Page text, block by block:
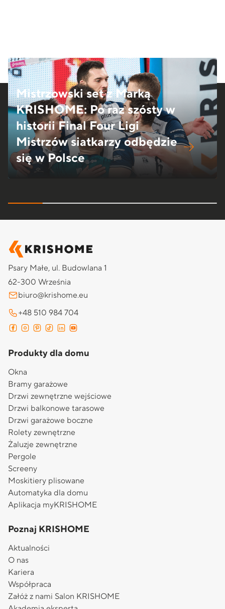
Mistrzowski set z Marką
KRISHOME: Po raz szósty w
historii Final Four Ligi
Mistrzów siatkarzy odbędzie
się w Polsce
Psary Małe, ul. Budowlana 1
62-300 Września
biuro@krishome.eu
+48 510 984 704
Produkty dla domu
Okna
Bramy garażowe
Drzwi zewnętrzne wejściowe
Drzwi balkonowe tarasowe
Drzwi garażowe boczne
Rolety zewnętrzne
Żaluzje zewnętrzne
Pergole
Screeny
Moskitiery plisowane
Automatyka dla domu
Aplikacja myKRISHOME
Poznaj KRISHOME
Aktualności
O nas
Kariera
Współpraca
Załóż z nami Salon KRISHOME